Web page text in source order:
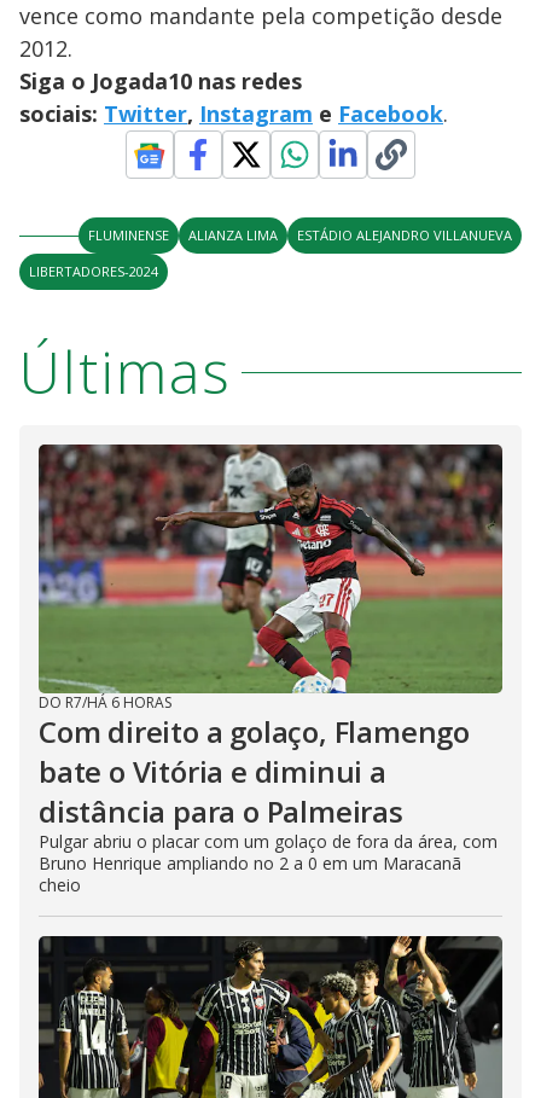
vence como mandante pela competição desde
2012.
Siga o Jogada10 nas redes
sociais: Twitter, Instagram e Facebook.
FLUMINENSE ALIANZA LIMA
ESTÁDIO ALEJANDRO VILLANUEVA
LIBERTADORES-2024
Últimas
DO R7/HÁ 6 HORAS
Com direito a golaço, Flamengo
bate o Vitória e diminui a
distância para o Palmeiras
Pulgar abriu o placar com um golaço de fora da área, com
Bruno Henrique ampliando no 2 a 0 em um Maracanã
cheio